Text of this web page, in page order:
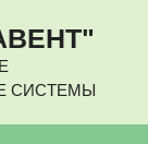
СИСТЕМЫ